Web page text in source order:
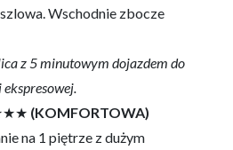
Wschodnie zbocze
z 5 minutowym dojazdem do
(KOMFORTOWA)
na 1 piętrze z dużym